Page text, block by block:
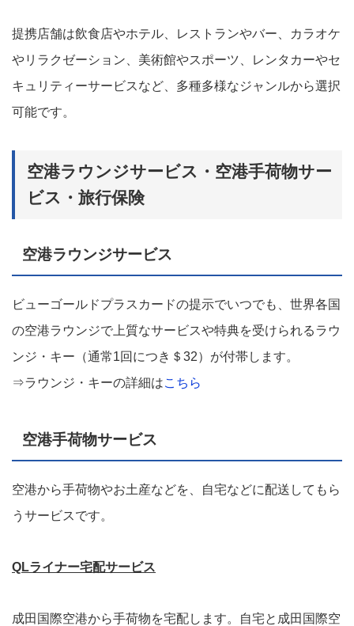
提携店舗は飲食店やホテル、レストランやバー、カラオケ
やリラクゼーション、美術館やスポーツ、レンタカーやセ
キュリティーサービスなど、多種多様なジャンルから選択
可能です。
空港ラウンジサービス・空港手荷物サー
ビス・旅行保険
空港ラウンジサービス
ビューゴールドプラスカードの提示でいつでも、世界各国
の空港ラウンジで上質なサービスや特典を受けられるラウ
ンジ・キー（通常1回につき＄32）が付帯します。
⇒ラウンジ・キーの詳細はこちら
空港手荷物サービス
空港から手荷物やお土産などを、自宅などに配送してもら
うサービスです。
QLライナー宅配サービス
成田国際空港から手荷物を宅配します。自宅と成田国際空